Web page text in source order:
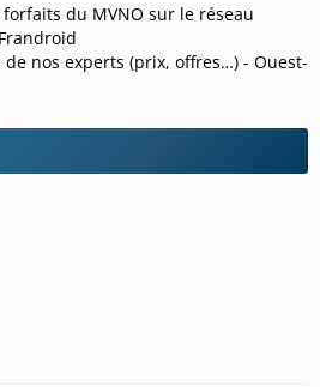
du MVNO sur le réseau
de nos experts (prix, offres…) - Ouest-